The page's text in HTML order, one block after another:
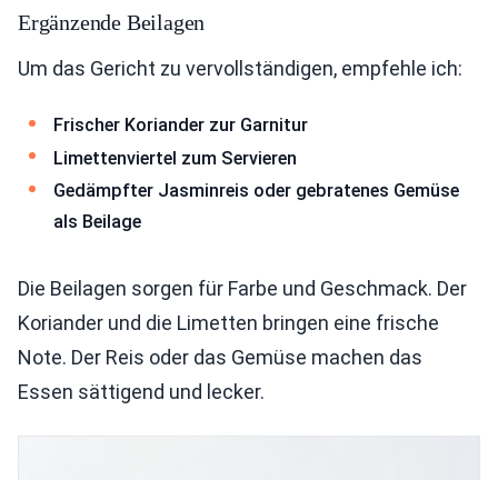
Ergänzende Beilagen
Um das Gericht zu vervollständigen, empfehle ich:
Frischer Koriander zur Garnitur
Limettenviertel zum Servieren
Gedämpfter Jasminreis oder gebratenes Gemüse
als Beilage
Die Beilagen sorgen für Farbe und Geschmack. Der
Koriander und die Limetten bringen eine frische
Note. Der Reis oder das Gemüse machen das
Essen sättigend und lecker.